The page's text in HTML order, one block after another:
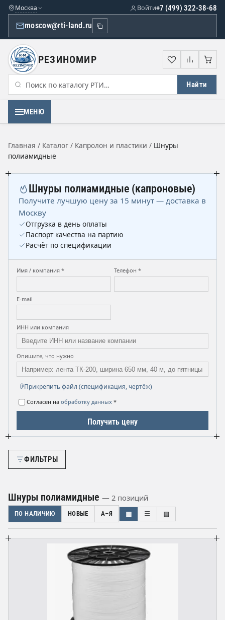
Москва
moscow@rti-land.ru
+7 (499) 322-38-68
Войти
РЕЗИНОМИР
Найти
Избранное
МЕНЮ
Главная / Каталог / Капролон и пластики / Шнуры
полиамидные
Шнуры полиамидные (капроновые)
Получите лучшую цену за 15 минут — доставка в
Москву
Отгрузка в день оплаты
Паспорт качества на партию
Расчёт по спецификации
Имя / компания * Телефон *
E-mail
ИНН или компания
Опишите, что нужно
Прикрепить файл (спецификация, чертёж)
Согласен на обработку данных *
Получить цену
ФИЛЬТРЫ
Шнуры полиамидные — 2 позиций
ПО НАЛИЧИЮ НОВЫЕ А–Я ▦ ☰ ▤